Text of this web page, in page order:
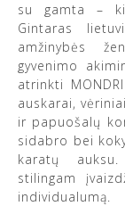
su gamta –
Gintaras
amžinybės
gyvenimo
atrinkti
auskarai,
ir papuošalų
sidabro bei
karatų
stilingam
individualumą.